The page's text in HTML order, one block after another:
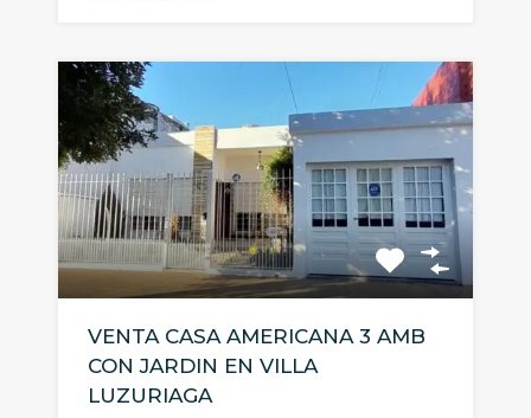
VENTA CASA AMERICANA 3 AMB
CON JARDIN EN VILLA
LUZURIAGA